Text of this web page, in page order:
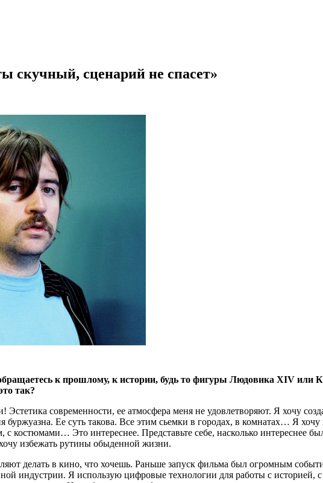
скучный, сценарий не спасет»
к прошлому, к истории, будь то фигуры Людовика XIV или
так?
современности, ее атмосфера меня не удовлетворяют. Я хочу
буржуазна. Ее суть такова. Все этим сьемки в городах, в комнатах… Я
с костюмами… Это интереснее. Представьте себе, насколько
избежать рутины обыденной жизни.
делать в кино, что хочешь. Раньше запуск фильма был огромным
индустрии. Я использую цифровые технологии для работы с